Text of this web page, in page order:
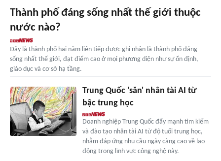
Thành phố đáng sống nhất thế giới thuộc
nước nào?
Đây là thành phố hai năm liên tiếp được ghi nhận là thành phố đáng
sống nhất thế giới, đạt điểm cao ở mọi phương diện như sự ổn định,
giáo dục và cơ sở hạ tầng.
Trung Quốc 'săn' nhân tài AI từ
bậc trung học
Doanh nghiệp Trung Quốc đẩy mạnh tìm kiếm
và đào tạo nhân tài AI từ độ tuổi trung học,
nhằm đáp ứng nhu cầu ngày càng cao về lao
động trong lĩnh vực công nghệ này.